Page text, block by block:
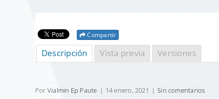
Compartir
Descripción Vista previa Versiones
Por Vialmin Ep Paute | 14 enero, 2021 | Sin comentarios